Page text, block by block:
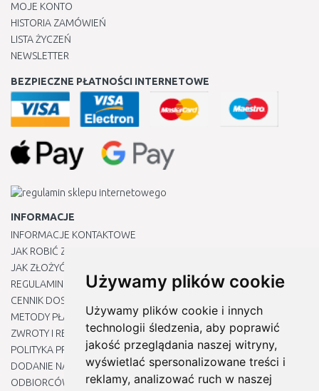
Używamy plików cookie
Używamy plików cookie i innych
technologii śledzenia, aby poprawić
jakość przeglądania naszej witryny,
wyświetlać spersonalizowane treści i
reklamy, analizować ruch w naszej
MOJE KONTO
HISTORIA ZAMÓWIEŃ
LISTA ŻYCZEŃ
NEWSLETTER
BEZPIECZNE PŁATNOŚCI INTERNETOWE
INFORMACJE
INFORMACJE KONTAKTOWE
JAK ROBIĆ ZAKUPY ?
JAK ZŁOŻYĆ REKLAMACJĘ
REGULAMIN
CENNIK DOSTAWY
METODY PŁATNOŚCI
ZWROTY I REKLAMACJE PRODUKTÓW
POLITYKA PRYWATNOŚCI
DODANIE NASZYCH ADRESÓW E-MAIL DO LISTY ZAUFANYCH
ODBIORCÓW